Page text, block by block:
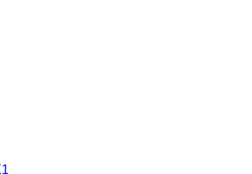
Youtube
TikTok
à notre newsletter